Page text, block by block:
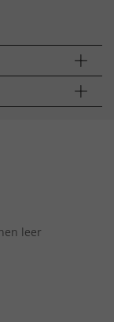
leer